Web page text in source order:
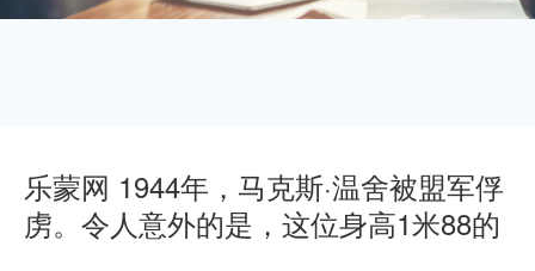
乐蒙网 1944年，马克斯·温舍被盟军俘
虏。令人意外的是，这位身高1米88的